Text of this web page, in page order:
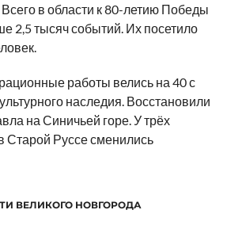
в области к 80-летию Победы
2,5 тысяч событий. Их посетило
работы велись на 40 с
наследия. Восстановили
на Синичьей горе. У трёх
Старой Руссе сменились
ВЕЛИКОГО НОВГОРОДА